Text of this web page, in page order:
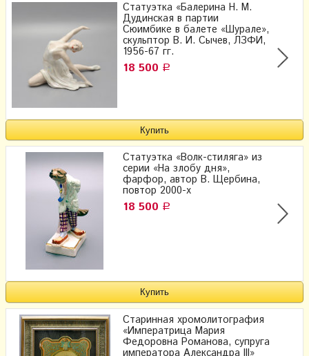
Статуэтка «Балерина Н. М.
Дудинская в партии
Сюимбике в балете «Шурале»,
скульптор В. И. Сычев, ЛЗФИ,
1956-67 гг.
18 500 Р
Статуэтка «Волк-стиляга» из
серии «На злобу дня»,
фарфор, автор В. Щербина,
повтор 2000-х
18 500 Р
Старинная хромолитография
«Императрица Мария
Федоровна Романова, супруга
императора Александра III»